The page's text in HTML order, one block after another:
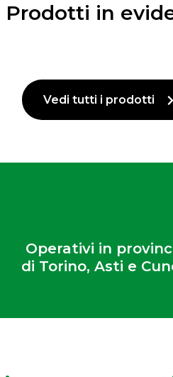
Prodotti in
Vedi tutti i prodotti
Operativi in
di Torino, Asti e